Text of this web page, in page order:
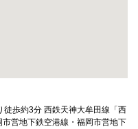
歩約3分 西鉄天神大牟田線「西
営地下鉄空港線・福岡市営地下